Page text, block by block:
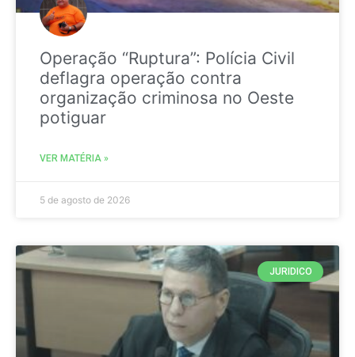
Operação “Ruptura”: Polícia Civil
deflagra operação contra
organização criminosa no Oeste
potiguar
VER MATÉRIA »
5 de agosto de 2026
JURIDICO